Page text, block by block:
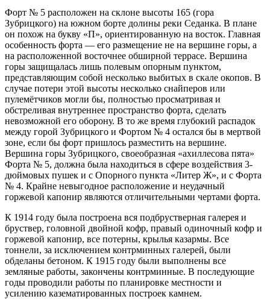
Форт № 5 расположен на склоне высоты 165 (гора
Зубрицкого) на южном борте долины реки Седанка. В плане
он похож на букву «П», ориентированную на восток. Главная
особенность форта — его размещение не на вершине горы, а
на расположенной восточнее обширной террасе. Вершина
горы защищалась лишь полевым опорным пунктом,
представляющим собой несколько выбитых в скале окопов. В
случае потери этой высоты несколько снайперов или
пулемётчиков могли бы, полностью просматривая и
обстреливая внутреннее пространство форта, сделать
невозможной его оборону. В то же время глубокий распадок
между горой Зубрицкого и Фортом № 4 остался бы в мертвой
зоне, если бы форт пришлось разместить на вершине.
Вершина горы Зубрицкого, своеобразная «ахиллесова пята»
Форта № 5, должна была находиться в сфере воздействия 3-
дюймовых пушек и с Опорного пункта «Литер Ж», и с Форта
№ 4. Крайне невыгодное расположение и неудачный
горжевой капонир являются отличительными чертами форта.
К 1914 году была построена вся подбрустверная галерея и
бруствер, головной двойной кофр, правый одиночный кофр и
горжевой капонир, все потерны, крылья казармы. Все
тоннели, за исключением контрминных галерей, были
обделаны бетоном. К 1915 году были выполнены все
земляные работы, закончены контрминные. В последующие
годы проводили работы по планировке местности и
усилению казематированных построек камнем.